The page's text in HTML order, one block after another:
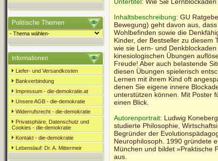
Politische Themen
Informationen
Liefer- und Versandkosten
Bankverbindung
Impressum - die-demokratie.at
Unsere AGB - die-demokratie
Widerrufsrecht - die-demokratie
Privatsphäre, Datenschutz und
Cookies - die-demokratie
Kontakt - die-demokratie
Lebenslauf: Dr. A. Mittermeir
Inhaltsbeschreibung: GU
Bewegung) geht davon aus,
Wohlbefinden sowie die
Kinder, der Bestseller zu diesem
wie sie Lern- und
kinesiologischen Übungen
Freude! Aber auch belastende
diesen Übungen spielerisch
Lernen mit ihrem Kind oft
denen Sie eigene innere
unterstützen können. Mit Poster
einen Blick.
Autorenportrait: Ludwig
studierte Philosophie,
Begründer der
Neurophilosoph. 1990 gründete
München und bildet »Praktische
aus.